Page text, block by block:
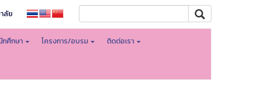
ลัย
กศึกษา โครงการ/อบรม ติดต่อเรา